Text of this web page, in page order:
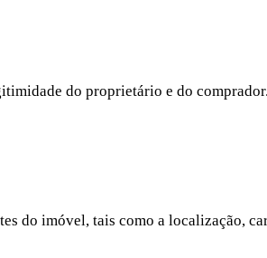
do proprietário e do
do imóvel, tais como a localização,